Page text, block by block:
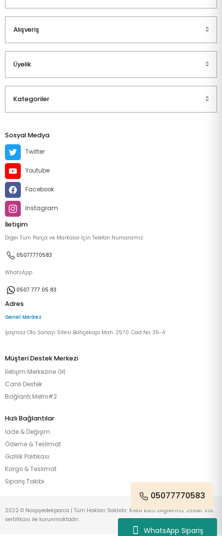
WhatsApp Sipariş
Alışveriş
Üyelik
Kategoriler
Sosyal Medya
Twitter
Youtube
Facebook
Instagram
İletişim
Diğer Tüm Parça ve Markalar İçin Telefon Numaramız:
05077770583
WhatsApp
0507 777 05 83
Adres
Genel Merkez
Şaşmaz Oto Sanayi Sitesi Bahçekapı Mah. 2570. Cad No: 35-A
Müşteri Destek Merkezi
İletişim Merkezine Git
Canlı Destek
Bağlantı Metni#2
Hızlı Bağlantılar
İade & Değişim
Ödeme & Teslimat
Gizlilik Politikası
Kargo & Teslimat
Sipariş Takibi
05077770583
2022 © Nospyedekparca | Tüm Hakları Saklıdır. Kredi kartı bilgileriniz 256Bit SSL
sertifikası ile korunmaktadır.